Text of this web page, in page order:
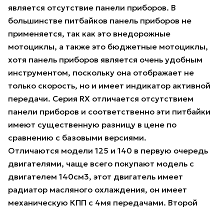
является отсутствие панели приборов. В
большинстве питбайков панель приборов не
применяется, так как это внедорожные
мотоциклы, а также это бюджетные мотоциклы,
хотя панель приборов является очень удобным
инструментом, поскольку она отображает не
только скорость, но и имеет индикатор активной
передачи. Серия RX отличается отсутствием
панели приборов и соответственно эти питбайки
имеют существенную разницу в цене по
сравнению с базовыми версиями.
Отличаются модели 125 и 140 в первую очередь
двигателями, чаще всего покупают модель с
двигателем 140см3, этот двигатель имеет
радиатор масляного охлаждения, он имеет
механическую КПП с 4мя передачами. Второй